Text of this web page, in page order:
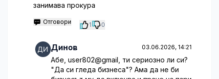
занимава прокура
Отговори 1 0
Динов 03.06.2026, 14:21
Абе, user802@gmail, ти сериозно ли си?
"Да си гледа бизнеса"? Ама да не би